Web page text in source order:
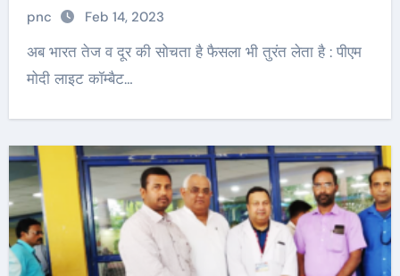
pnc Feb 14, 2023
अब भारत तेज व दूर की सोचता है फैसला भी तुरंत लेता है : पीएम
मोदी लाइट कॉम्बैट…